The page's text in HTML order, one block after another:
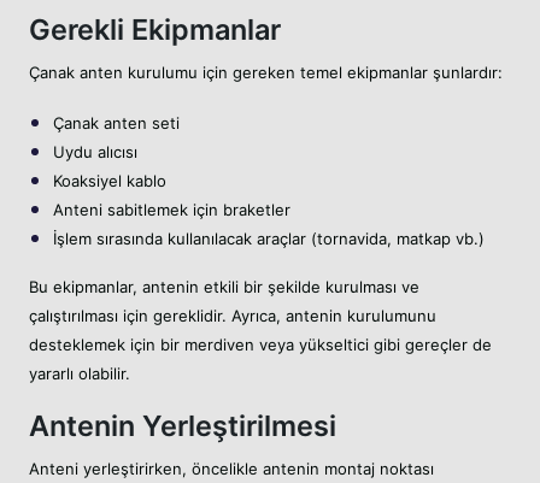
Gerekli Ekipmanlar
Çanak anten kurulumu için gereken temel ekipmanlar şunlardır:
Çanak anten seti
Uydu alıcısı
Koaksiyel kablo
Anteni sabitlemek için braketler
İşlem sırasında kullanılacak araçlar (tornavida, matkap vb.)
Bu ekipmanlar, antenin etkili bir şekilde kurulması ve
çalıştırılması için gereklidir. Ayrıca, antenin kurulumunu
desteklemek için bir merdiven veya yükseltici gibi gereçler de
yararlı olabilir.
Antenin Yerleştirilmesi
Anteni yerleştirirken, öncelikle antenin montaj noktası